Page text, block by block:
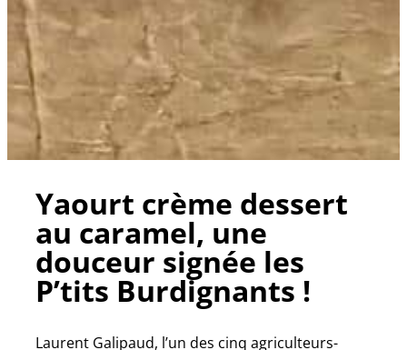
Yaourt crème dessert
au caramel, une
douceur signée les
P’tits Burdignants !
Laurent Galipaud, l’un des cinq agriculteurs-